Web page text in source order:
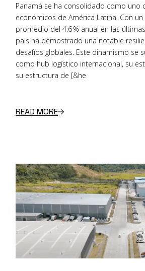
Panamá se ha consolidado como uno
económicos de América Latina. Con
promedio del 4.6 % anual en las
país ha demostrado una notable
desafíos globales. Este dinamismo se
como hub logístico internacional, su
su estructura de [&he
READ MORE